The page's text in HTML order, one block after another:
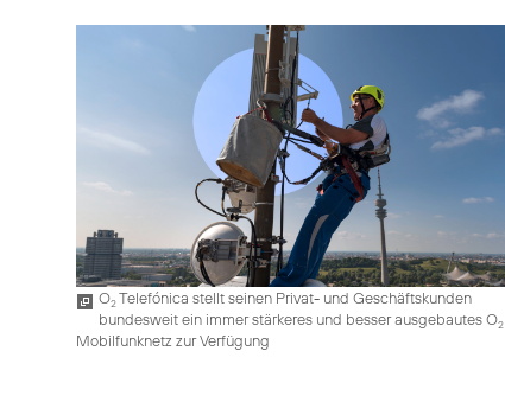
O2Telefónica stellt seinen Privat- und Geschäftskunden
bundesweit ein immer stärkeres und besser ausgebautes O2
Mobilfunknetz zur Verfügung